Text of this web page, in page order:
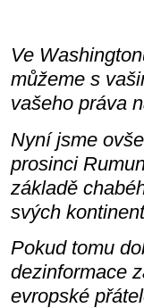
Ve
můžeme s
vašeho práva
Nyní jsme
prosinci
základě
svých
Pokud tomu
dezinformace
evropské